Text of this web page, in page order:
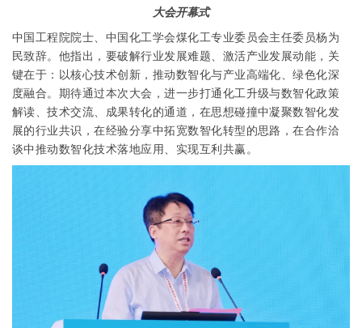
大会开幕式
中国工程院院士、中国化工学会煤化工专业委员会主任委员杨为
民致辞。他指出，要破解行业发展难题、激活产业发展动能，关
键在于：以核心技术创新，推动数智化与产业高端化、绿色化深
度融合。期待通过本次大会，进一步打通化工升级与数智化政策
解读、技术交流、成果转化的通道，在思想碰撞中凝聚数智化发
展的行业共识，在经验分享中拓宽数智化转型的思路，在合作洽
谈中推动数智化技术落地应用、实现互利共赢。